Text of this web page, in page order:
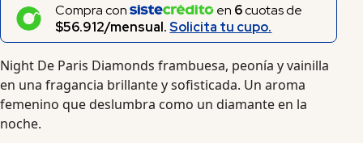
Compra con en 6cuotas de
$56.912/mensual.Solicita tu cupo.
Night De Paris Diamonds frambuesa, peonía y vainilla
en una fragancia brillante y sofisticada. Un aroma
femenino que deslumbra como un diamante en la
noche.